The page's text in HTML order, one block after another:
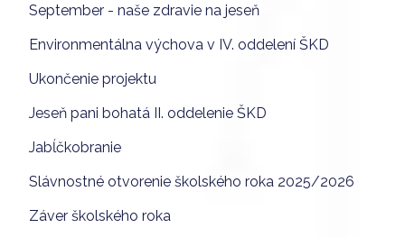
September - naše zdravie na jeseň
Environmentálna výchova v IV. oddelení ŠKD
Ukončenie projektu
Jeseň pani bohatá II. oddelenie ŠKD
Jabĺčkobranie
Slávnostné otvorenie školského roka 2025/2026
Záver školského roka